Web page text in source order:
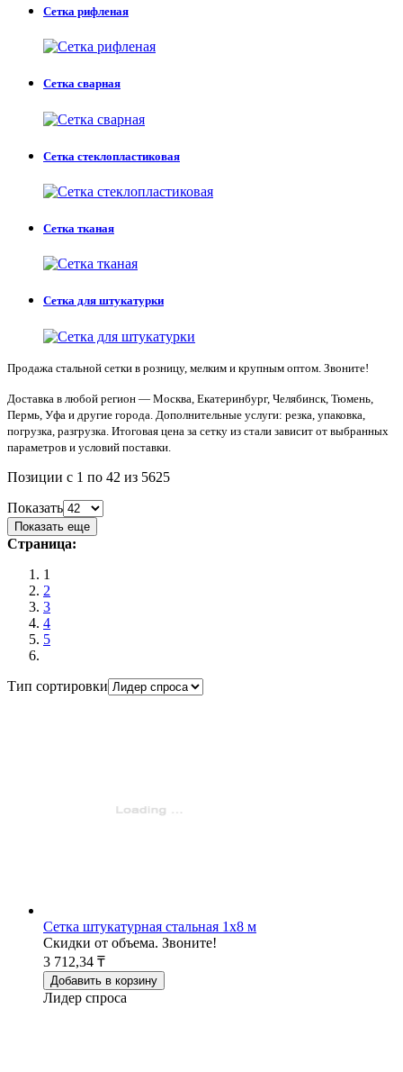
Сетка рифленая
Сетка сварная
Сетка стеклопластиковая
Сетка тканая
Сетка для штукатурки
Продажа стальной сетки в розницу, мелким и крупным оптом. Звоните!
Доставка в любой регион — Москва, Екатеринбург, Челябинск, Тюмень,
Пермь, Уфа и другие города. Дополнительные услуги: резка, упаковка,
погрузка, разгрузка. Итоговая цена за сетку из стали зависит от выбранных
параметров и условий поставки.
Позиции с 1 по 42 из 5625
Показать
Показать еще
Страница:
1
2
3
4
5
Тип сортировки
Сетка штукатурная стальная 1х8 м
Скидки от объема. Звоните!
3 712,34 ₸
Добавить в корзину
Лидер спроса